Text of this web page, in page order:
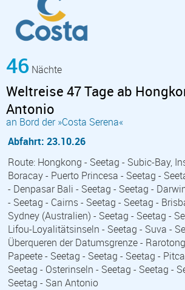
46 Nächte
Weltreise 47 Tage ab
Antonio
an Bord der »Costa Serena«
Abfahrt: 23.10.26
Route: Hongkong - Seetag - Subic-Bay,
Boracay - Puerto Princesa - Seetag -
- Denpasar Bali - Seetag - Seetag -
- Seetag - Cairns - Seetag - Seetag -
Sydney (Australien) - Seetag - Seetag -
Lifou-Loyalitätsinseln - Seetag - Suva -
Überqueren der Datumsgrenze -
Papeete - Seetag - Seetag - Seetag -
Seetag - Osterinseln - Seetag - Seetag -
Seetag - San Antonio